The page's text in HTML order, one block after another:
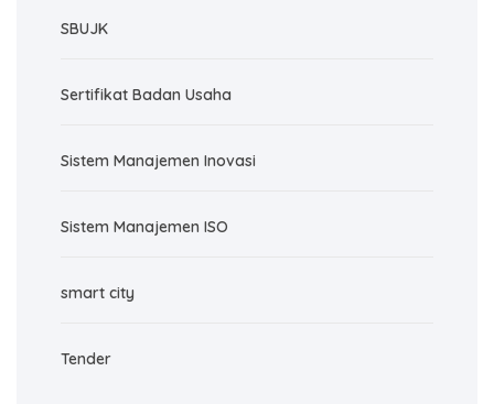
SBUJK
Sertifikat Badan Usaha
Sistem Manajemen Inovasi
Sistem Manajemen ISO
smart city
Tender